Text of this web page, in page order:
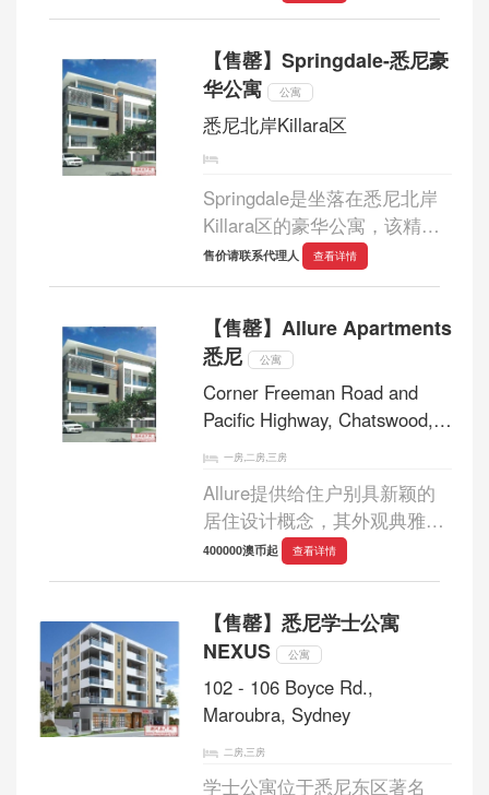
【售罄】Springdale-悉尼豪
华公寓
公寓
悉尼北岸Killara区
Springdale是坐落在悉尼北岸
Killara区的豪华公寓，该精选
个人公寓组合将成为尽显优质
生活和设计的典范，其庄典堂
Springdale周围的街区呈叶脉
状展开，其宽敞...
售价请联系代理人 查看详情
【售罄】Allure Apartments
悉尼
公寓
Corner Freeman Road and
Pacific Highway, Chatswood,
Sydney
一房,二房,三房
Allure提供给住户别具新颖的
居住设计概念，其外观典雅而
室内户型实用宽敞。在每户的
观景阳台，可眺望悉尼中心公
400000澳币起 查看详情
【售罄】悉尼学士公寓
NEXUS
公寓
102 - 106 Boyce Rd.,
Maroubra, Sydney
二房,三房
学士公寓位于悉尼东区著名